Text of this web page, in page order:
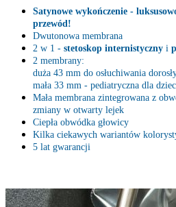
Satynowe wykończenie -
przewód!
Dwutonowa membrana
2 w 1 - stetoskop internistyczny i
2 membrany:
duża 43 mm do osłuchiwania
mała 33 mm - pediatryczna dla
Mała membrana zintegrowana z
zmiany w otwarty lejek
Ciepła obwódka głowicy
Kilka ciekawych wariantów
5 lat gwarancji